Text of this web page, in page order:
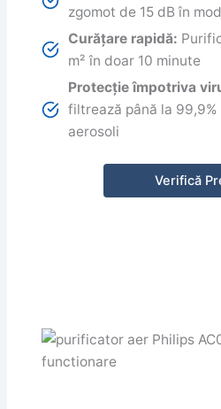
zgomot de 15 dB în
Curățare rapidă:
m² în doar 10 minute
Protecție împotriva
filtrează până la
aerosoli
Verifică